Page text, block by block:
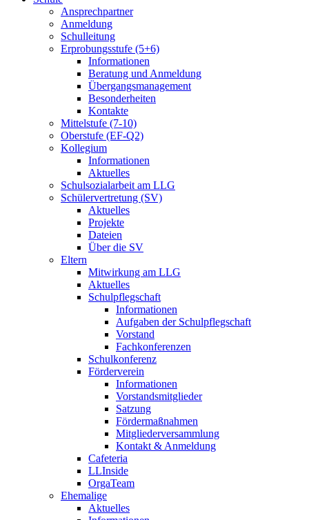
Ansprechpartner
Anmeldung
Schulleitung
Erprobungsstufe (5+6)
Informationen
Beratung und Anmeldung
Übergangsmanagement
Besonderheiten
Kontakte
Mittelstufe (7-10)
Oberstufe (EF-Q2)
Kollegium
Informationen
Aktuelles
Schulsozialarbeit am LLG
Schülervertretung (SV)
Aktuelles
Projekte
Dateien
Über die SV
Eltern
Mitwirkung am LLG
Aktuelles
Schulpflegschaft
Informationen
Aufgaben der Schulpflegschaft
Vorstand
Fachkonferenzen
Schulkonferenz
Förderverein
Informationen
Vorstandsmitglieder
Satzung
Fördermaßnahmen
Mitgliederversammlung
Kontakt & Anmeldung
Cafeteria
LLInside
OrgaTeam
Ehemalige
Aktuelles